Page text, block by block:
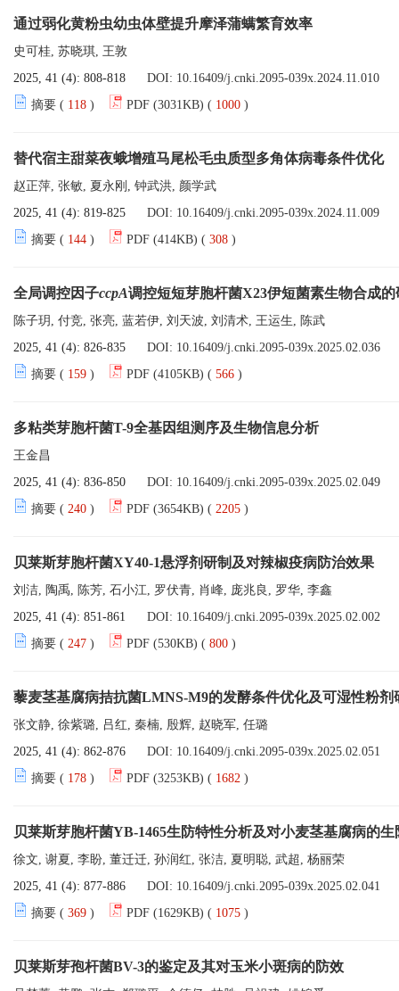
通过弱化黄粉虫幼虫体壁提升摩泽蒲螨繁育效率
史可桂, 苏晓琪, 王敦
2025, 41 (4): 808-818
DOI: 10.16409/j.cnki.2095-039x.2024.11.010
摘要 ( 118 ) PDF (3031KB) ( 1000 )
替代宿主甜菜夜蛾增殖马尾松毛虫质型多角体病毒条件优化
赵正萍, 张敏, 夏永刚, 钟武洪, 颜学武
2025, 41 (4): 819-825
DOI: 10.16409/j.cnki.2095-039x.2024.11.009
摘要 ( 144 ) PDF (414KB) ( 308 )
全局调控因子ccpA调控短短芽胞杆菌X23伊短菌素生物合成的
陈子玥, 付竞, 张亮, 蓝若伊, 刘天波, 刘清术, 王运生, 陈武
2025, 41 (4): 826-835
DOI: 10.16409/j.cnki.2095-039x.2025.02.036
摘要 ( 159 ) PDF (4105KB) ( 566 )
多粘类芽胞杆菌T-9全基因组测序及生物信息分析
王金昌
2025, 41 (4): 836-850
DOI: 10.16409/j.cnki.2095-039x.2025.02.049
摘要 ( 240 ) PDF (3654KB) ( 2205 )
贝莱斯芽胞杆菌XY40-1悬浮剂研制及对辣椒疫病防治效果
刘洁, 陶禹, 陈芳, 石小江, 罗伏青, 肖峰, 庞兆良, 罗华, 李鑫
2025, 41 (4): 851-861
DOI: 10.16409/j.cnki.2095-039x.2025.02.002
摘要 ( 247 ) PDF (530KB) ( 800 )
藜麦茎基腐病拮抗菌LMNS-M9的发酵条件优化及可湿性粉剂
张文静, 徐紫璐, 吕红, 秦楠, 殷辉, 赵晓军, 任璐
2025, 41 (4): 862-876
DOI: 10.16409/j.cnki.2095-039x.2025.02.051
摘要 ( 178 ) PDF (3253KB) ( 1682 )
贝莱斯芽胞杆菌YB-1465生防特性分析及对小麦茎基腐病的生
徐文, 谢夏, 李盼, 董迁迁, 孙润红, 张洁, 夏明聪, 武超, 杨丽荣
2025, 41 (4): 877-886
DOI: 10.16409/j.cnki.2095-039x.2025.02.041
摘要 ( 369 ) PDF (1629KB) ( 1075 )
贝莱斯芽孢杆菌BV-3的鉴定及其对玉米小斑病的防效